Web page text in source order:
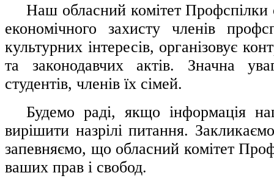
Наш обласний комітет Профспілки
економічного захисту членів
культурних інтересів, організовує
та законодавчих актів. Значна
студентів, членів їх сімей.
Будемо раді, якщо інформація
вирішити назрілі питання.
запевняємо, що обласний комітет
ваших прав і свобод.